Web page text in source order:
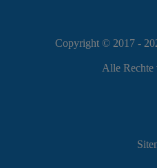
Copyright © 2017 -
Alle Rechte